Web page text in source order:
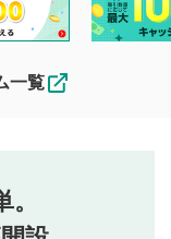
なるコメントをお
たものとみなし
第三者間のトラ
一覧